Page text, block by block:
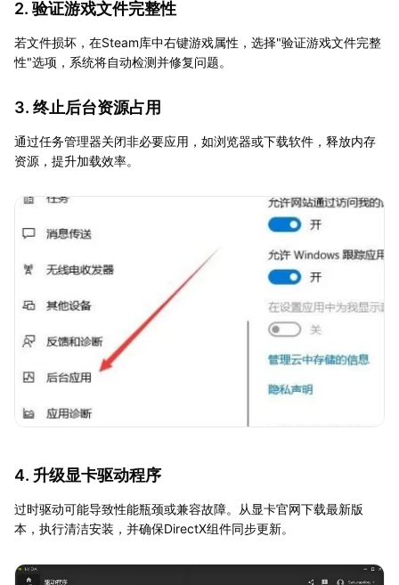
2. 验证游戏文件完整性
若文件损坏，在Steam库中右键游戏属性，选择"验证游戏文件完整
性"选项，系统将自动检测并修复问题。
3. 终止后台资源占用
通过任务管理器关闭非必要应用，如浏览器或下载软件，释放内存
资源，提升加载效率。
4. 升级显卡驱动程序
过时驱动可能导致性能瓶颈或兼容故障。从显卡官网下载最新版
本，执行清洁安装，并确保DirectX组件同步更新。